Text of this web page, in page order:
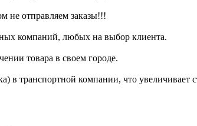
отправляем заказы!!!
компаний, любых на выбор клиента.
товара в своем городе.
в транспортной компании, что увеличивает